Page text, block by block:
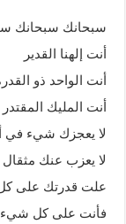
سبحانك سبحانك
أنت إلهنا القدير
أنت الواحد ذو
أنت المليك المقتدر
لا يعجزك شيء في
لا يعزب عنك مثقال
علت قدرتك على
فأنت على كل شيء